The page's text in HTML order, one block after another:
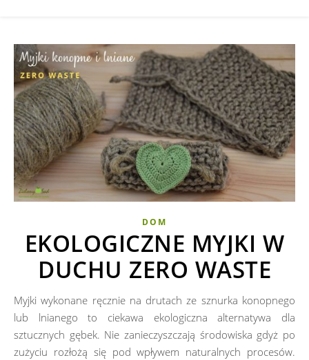
DOM
EKOLOGICZNE MYJKI W
DUCHU ZERO WASTE
Myjki wykonane ręcznie na drutach ze sznurka konopnego
lub lnianego to ciekawa ekologiczna alternatywa dla
sztucznych gębek. Nie zanieczyszczają środowiska gdyż po
zużyciu rozłożą się pod wpływem naturalnych procesów.